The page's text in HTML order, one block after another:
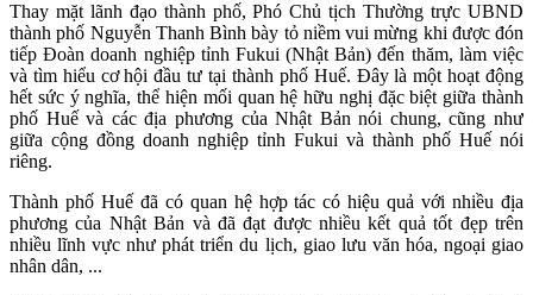
Thay mặt lãnh đạo thành phố, Phó Chủ tịch Thường trực UBND
thành phố Nguyễn Thanh Bình bày tỏ niềm vui mừng khi được đón
tiếp Đoàn doanh nghiệp tỉnh Fukui (Nhật Bản) đến thăm, làm việc
và tìm hiểu cơ hội đầu tư tại thành phố Huế. Đây là một hoạt động
hết sức ý nghĩa, thể hiện mối quan hệ hữu nghị đặc biệt giữa thành
phố Huế và các địa phương của Nhật Bản nói chung, cũng như
giữa cộng đồng doanh nghiệp tỉnh Fukui và thành phố Huế nói
riêng.
Thành phố Huế đã có quan hệ hợp tác có hiệu quả với nhiều địa
phương của Nhật Bản và đã đạt được nhiều kết quả tốt đẹp trên
nhiều lĩnh vực như phát triển du lịch, giao lưu văn hóa, ngoại giao
nhân dân, ...